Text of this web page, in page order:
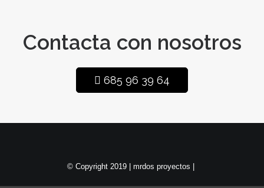
Contacta con nosotros
685 96 39 64
© Copyright 2019 | mrdos proyectos